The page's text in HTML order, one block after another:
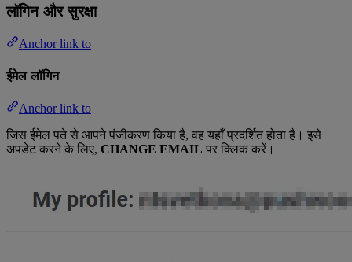
लॉगिन और सुरक्षा
Anchor link to
ईमेल लॉगिन
Anchor link to
जिस ईमेल पते से आपने पंजीकरण किया है, वह यहाँ प्रदर्शित होता है। इसे
अपडेट करने के लिए, CHANGE EMAIL पर क्लिक करें।